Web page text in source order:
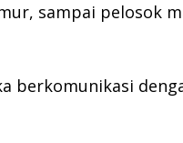
sampai pelosok
berkomunikasi